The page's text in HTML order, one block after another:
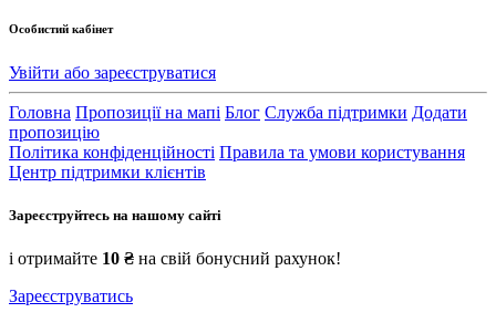
Особистий кабінет
Увійти або зареєструватися
Головна Пропозиції на мапі Блог Служба підтримки Додати
пропозицію
Політика конфіденційності Правила та умови користування
Центр підтримки клієнтів
Зареєструйтесь на нашому сайті
і отримайте 10 ₴ на свій бонусний рахунок!
Зареєструватись